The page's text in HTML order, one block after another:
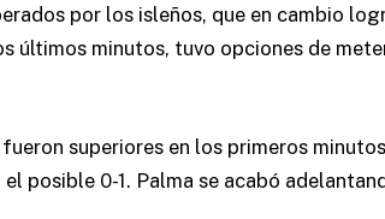
por los isleños, que en cambio
últimos minutos, tuvo opciones de
superiores en los primeros
posible 0-1. Palma se acabó